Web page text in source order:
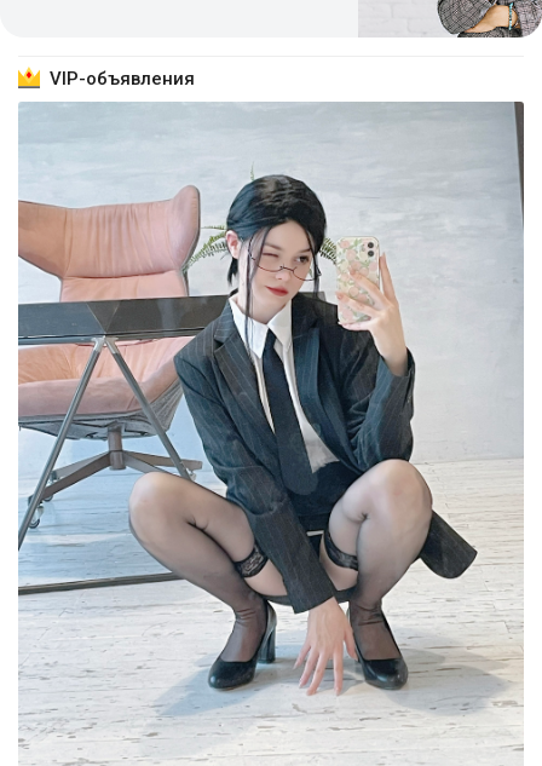
VIP-объявления